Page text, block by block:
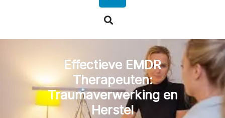
Button
Effectieve EMDR
Therapeuten:
Traumaverwerking en
Herstel